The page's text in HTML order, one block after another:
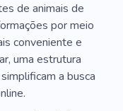
de animais de
por meio
conveniente e
uma estrutura
a busca